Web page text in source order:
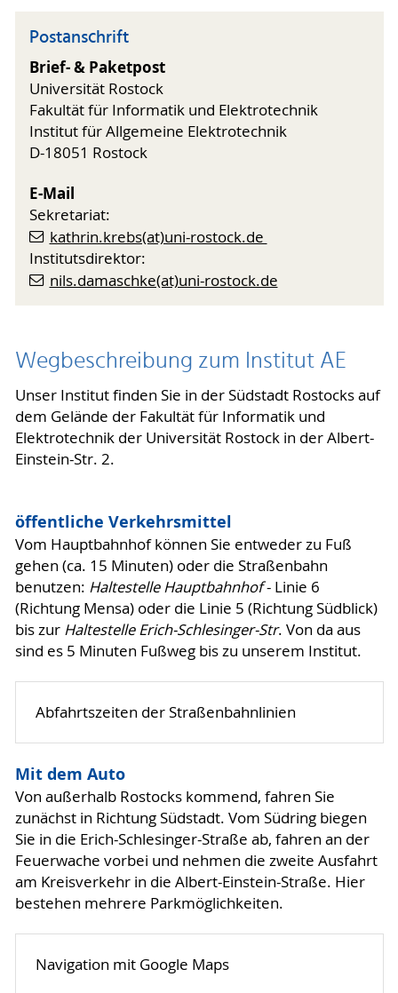
Postanschrift
Brief- & Paketpost
Universität Rostock
Fakultät für Informatik und Elektrotechnik
Institut für Allgemeine Elektrotechnik
D-18051 Rostock
E-Mail
Sekretariat:
kathrin.krebs(at)uni-rostock.de
Institutsdirektor:
nils.damaschke(at)uni-rostock.de
Wegbeschreibung zum Institut AE
Unser Institut finden Sie in der Südstadt Rostocks auf
dem Gelände der Fakultät für Informatik und
Elektrotechnik der Universität Rostock in der Albert-
Einstein-Str. 2.
öffentliche Verkehrsmittel
Vom Hauptbahnhof können Sie entweder zu Fuß
gehen (ca. 15 Minuten) oder die Straßenbahn
benutzen: Haltestelle Hauptbahnhof- Linie 6
(Richtung Mensa) oder die Linie 5 (Richtung Südblick)
bis zur Haltestelle Erich-Schlesinger-Str. Von da aus
sind es 5 Minuten Fußweg bis zu unserem Institut.
Abfahrtszeiten der Straßenbahnlinien
Mit dem Auto
Von außerhalb Rostocks kommend, fahren Sie
zunächst in Richtung Südstadt. Vom Südring biegen
Sie in die Erich-Schlesinger-Straße ab, fahren an der
Feuerwache vorbei und nehmen die zweite Ausfahrt
am Kreisverkehr in die Albert-Einstein-Straße. Hier
bestehen mehrere Parkmöglichkeiten.
Navigation mit Google Maps